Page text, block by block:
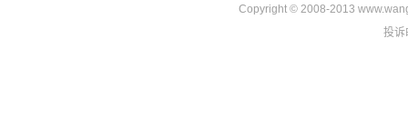
Copyright © 2008-2013
投诉